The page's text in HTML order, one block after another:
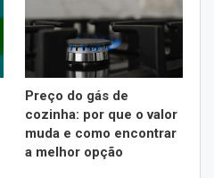
Preço do gás de
cozinha: por que o valor
muda e como encontrar
a melhor opção